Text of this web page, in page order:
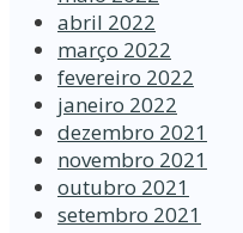
abril 2022
março 2022
fevereiro 2022
janeiro 2022
dezembro 2021
novembro 2021
outubro 2021
setembro 2021